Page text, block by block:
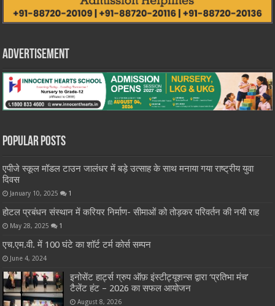
Advertisement
Popular Posts
एपीजे स्कूल मॉडल टाउन जालंधर में बड़े उत्साह के साथ मनाया गया राष्ट्रीय युवा
दिवस
January 10, 2025 1
होटल प्रबंधन संस्थान में करियर निर्माण- सीमाओं को तोड़कर परिवर्तन की नयी राह
May 28, 2025 1
एच.एम.वी. में 100 घंटे का शॉर्ट टर्म कोर्स सम्पन
June 4, 2024
इनोसेंट हार्ट्स ग्रुप ऑफ़ इंस्टीट्यूशन्स द्वारा ‘प्रतिभा मंच’
टैलेंट हंट – 2026 का सफल आयोजन
August 8, 2026